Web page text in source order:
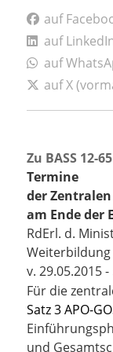
auf
auf
auf
auf X
Zu BASS 12-
Termine
der
am Ende der
RdErl. d.
Weiterbildung
v. 29.05.2015
Für die
Satz 3 APO-
und